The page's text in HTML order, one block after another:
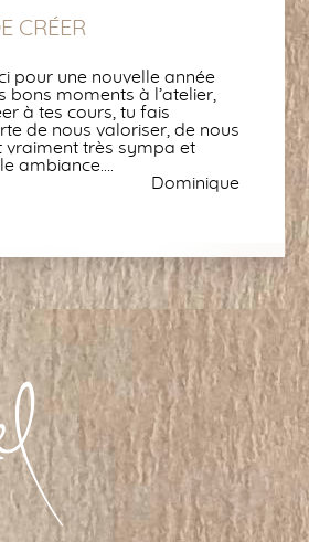
CRÉER
pour une nouvelle année
bons moments à l’atelier,
à tes cours, tu fais
de nous valoriser, de nous
vraiment très sympa et
ambiance….
Dominique